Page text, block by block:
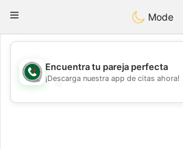
Weshrak
Toggle
Mode
💖
Encuentra tu pareja perfecta
¡Descarga nuestra app de citas ahora!